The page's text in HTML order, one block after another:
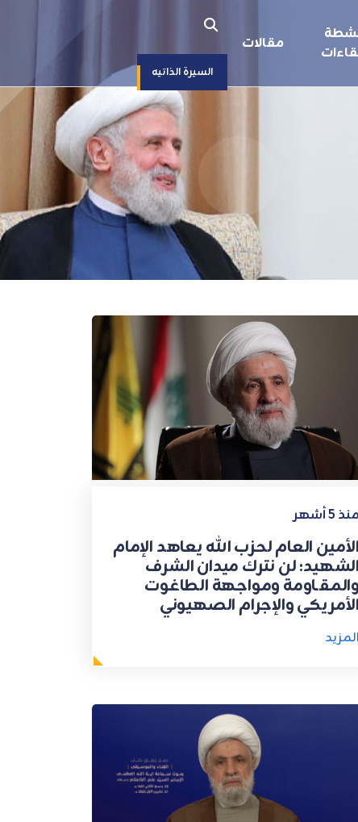
مقالات
السيرة الذاتيه
منذ 5 أشهر
الأمين العام لحزب الله يعاهد الإمام
الشهيد: لن نترك ميدان الشرف
والمقـاومة ومواجهة الطاغوت
الأمريكي والإجرام الصهيوني
المزيد